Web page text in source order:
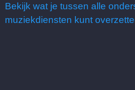
Bekijk wat je tussen alle
muziekdiensten kunt